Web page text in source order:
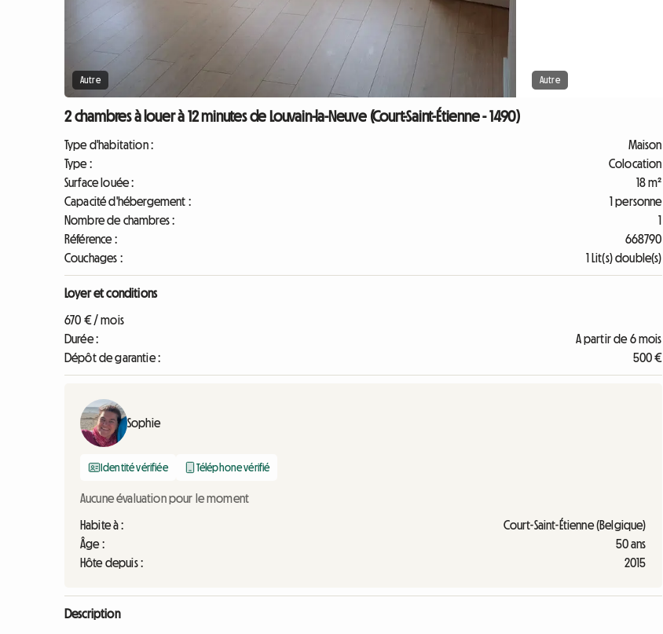
Autre Autre
2 chambres à louer à 12 minutes de Louvain-la-Neuve (Court-Saint-Étienne - 1490)
Type d'habitation :
Maison
Type :
Colocation
Surface louée :
18 m²
Capacité d'hébergement :
1 personne
Nombre de chambres :
1
Référence :
668790
Couchages :
1 Lit(s) double(s)
Loyer et conditions
670 € / mois
Durée :
A partir de 6 mois
Dépôt de garantie :
500 €
Sophie
Identité vérifiée Téléphone vérifié
Aucune évaluation pour le moment
Habite à :
Court-Saint-Étienne (Belgique)
Âge :
50 ans
Hôte depuis :
2015
Description